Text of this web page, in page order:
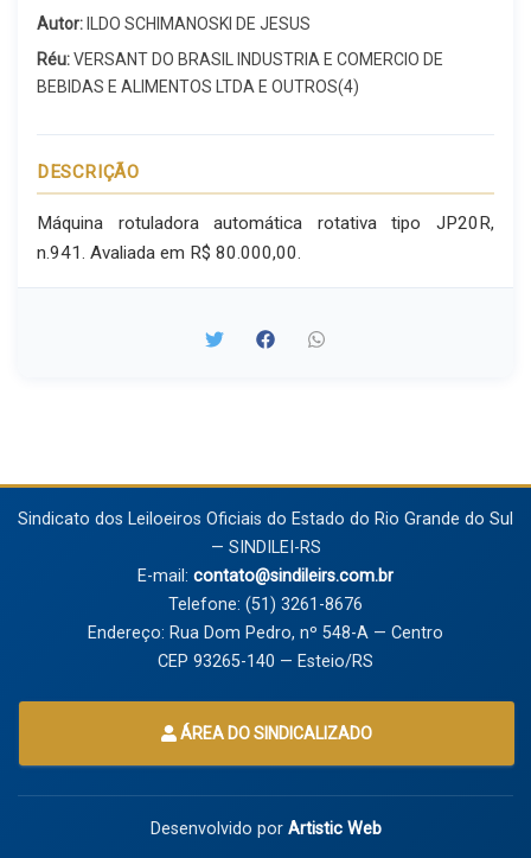
Autor: ILDO SCHIMANOSKI DE JESUS
Réu:VERSANT DO BRASIL INDUSTRIA E COMERCIO DE
BEBIDAS E ALIMENTOS LTDA E OUTROS(4)
DESCRIÇÃO
Máquina rotuladora automática rotativa tipo JP20R,
n.941. Avaliada em R$ 80.000,00.
Sindicato dos Leiloeiros Oficiais do Estado do Rio Grande do Sul
— SINDILEI-RS
E-mail: contato@sindileirs.com.br
Telefone: (51) 3261-8676
Endereço: Rua Dom Pedro, nº 548-A — Centro
CEP 93265-140 — Esteio/RS
ÁREA DO SINDICALIZADO
Desenvolvido por Artistic Web